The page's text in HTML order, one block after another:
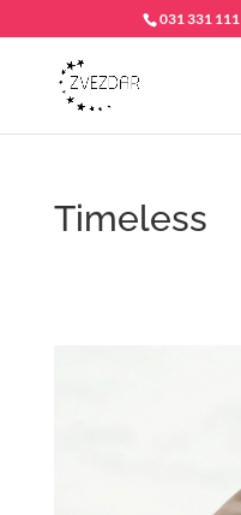
031 331 111
Timeless